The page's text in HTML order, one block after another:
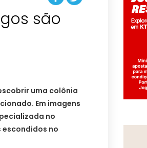
são
uma colônia
Em imagens
no
escondidos no